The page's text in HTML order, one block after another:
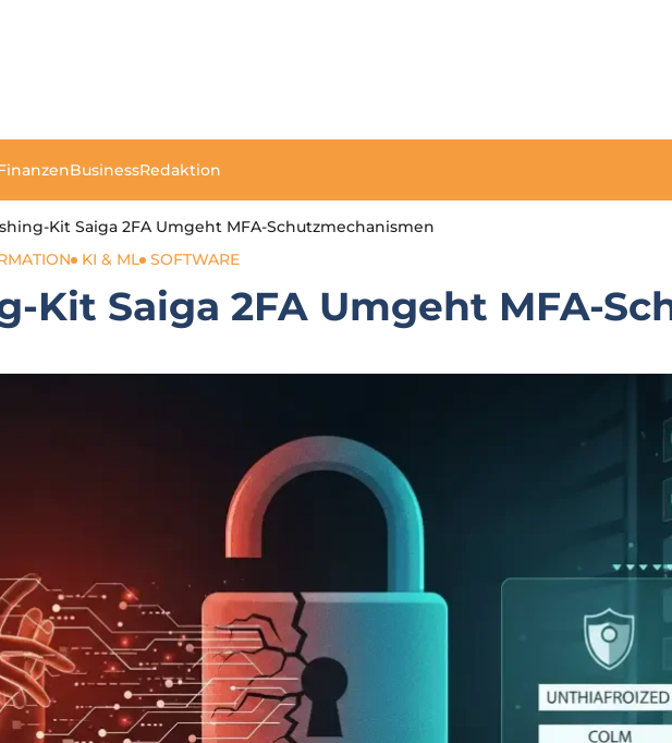
BusinessRedaktion
Kit Saiga 2FA Umgeht MFA-Schutzmechanismen
KI & ML SOFTWARE
Kit Saiga 2FA Umgeht MFA-